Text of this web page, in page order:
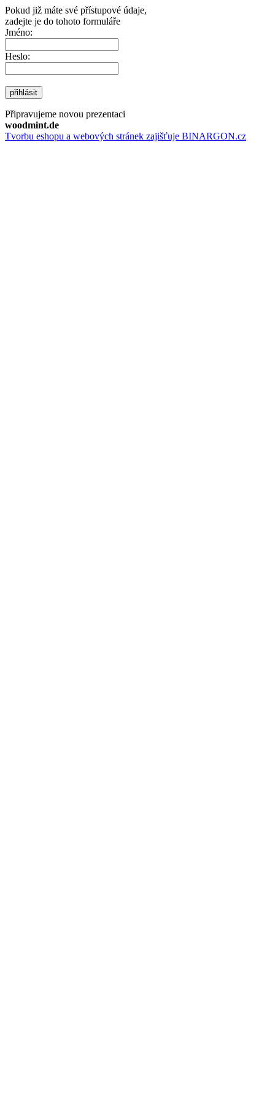
Pokud již máte své přístupové údaje,
zadejte je do tohoto formuláře
Jméno:
Heslo:
přihlásit
Připravujeme novou prezentaci
woodmint.de
Tvorbu eshopu a webových stránek zajišťuje BINARGON.cz